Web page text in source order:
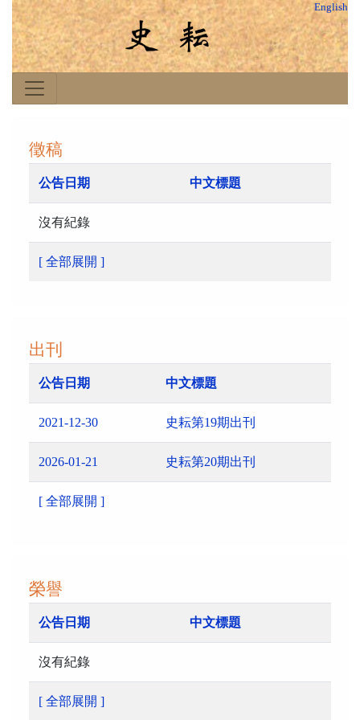
English
徵稿
公告日期 中文標題
沒有紀錄
[ 全部展開 ]
出刊
公告日期 中文標題
2021-12-30 史耘第19期出刊
2026-01-21 史耘第20期出刊
[ 全部展開 ]
榮譽
公告日期 中文標題
沒有紀錄
[ 全部展開 ]